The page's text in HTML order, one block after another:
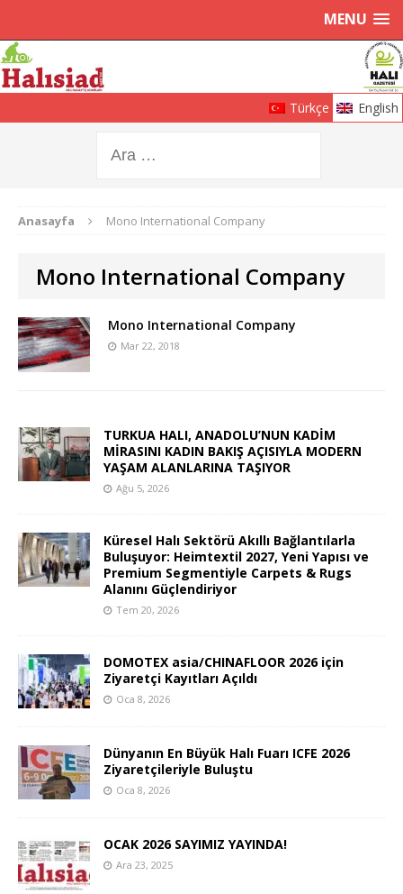
MENU
Türkçe English
Anasayfa Mono International Company
Mono International Company
Mono International Company
Mar 22, 2018
TURKUA HALI, ANADOLU’NUN KADİM
MİRASINI KADIN BAKIŞ AÇISIYLA MODERN
YAŞAM ALANLARINA TAŞIYOR
Ağu 5, 2026
Küresel Halı Sektörü Akıllı Bağlantılarla
Buluşuyor: Heimtextil 2027, Yeni Yapısı ve
Premium Segmentiyle Carpets & Rugs
Alanını Güçlendiriyor
Tem 20, 2026
DOMOTEX asia/CHINAFLOOR 2026 için
Ziyaretçi Kayıtları Açıldı
Oca 8, 2026
Dünyanın En Büyük Halı Fuarı ICFE 2026
Ziyaretçileriyle Buluştu
Oca 8, 2026
OCAK 2026 SAYIMIZ YAYINDA!
Ara 23, 2025